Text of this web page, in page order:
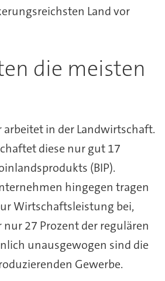
Land vor
die meisten
arbeitet in der Landwirtschaft.
diese nur gut 17
(BIP).
hingegen tragen
Wirtschaftsleistung bei,
27 Prozent der regulären
unausgewogen sind die
Gewerbe.